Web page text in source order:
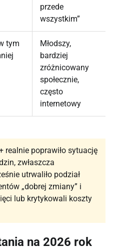
przede
wszystkim”
tym
Młodszy,
bardziej
zróżnicowany
społecznie,
często
internetowy
realnie poprawiło sytuację
zwłaszcza
utrwaliło podział
„dobrej zmiany” i
lub krytykowali koszty
na 2026 rok